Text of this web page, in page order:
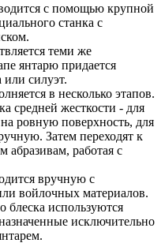
с помощью крупной
станка с
теми же
янтарю придается
силуэт.
в несколько этапов.
средней жесткости - для
ровную поверхность, для
Затем переходят к
абразивам, работая с
вручную с
войлочных материалов.
блеска используются
исключительно